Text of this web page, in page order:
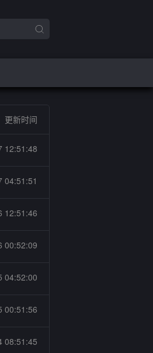
更新时间
12:51:48
04:51:51
12:51:46
00:52:09
04:52:00
00:51:56
08:51:45